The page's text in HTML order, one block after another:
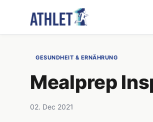
GESUNDHEIT & ERNÄHRUNG
Mealprep
02. Dec 2021